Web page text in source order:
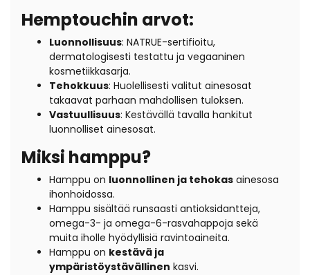
Hemptouchin arvot:
Luonnollisuus: NATRUE-sertifioitu,
dermatologisesti testattu ja vegaaninen
kosmetiikkasarja.
Tehokkuus: Huolellisesti valitut ainesosat
takaavat parhaan mahdollisen tuloksen.
Vastuullisuus: Kestävällä tavalla hankitut
luonnolliset ainesosat.
Miksi hamppu?
Hamppu on luonnollinen ja tehokas ainesosa
ihonhoidossa.
Hamppu sisältää runsaasti antioksidantteja,
omega-3- ja omega-6-rasvahappoja sekä
muita iholle hyödyllisiä ravintoaineita.
Hamppu on kestävä ja
ympäristöystävällinen kasvi.